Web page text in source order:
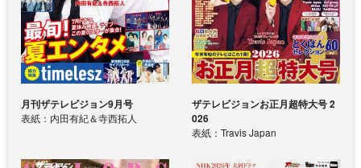
月刊ザテレビジョン9月号
表紙：内田有紀＆寺西拓人
ザテレビジョンお正月超特大号 2
026
表紙：Travis Japan